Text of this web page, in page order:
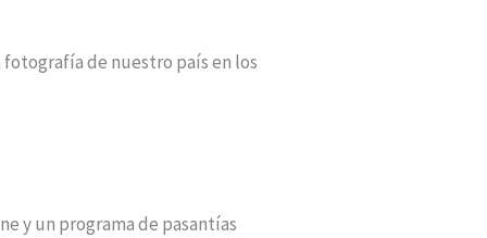
de nuestro país en los
y un programa de pasantías